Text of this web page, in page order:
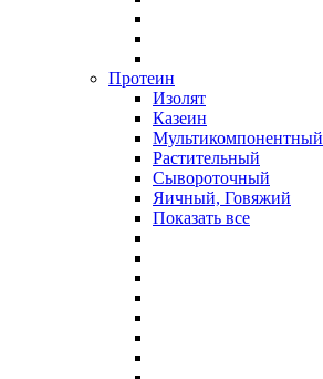
Протеин
Изолят
Казеин
Мультикомпонентный
Растительный
Сывороточный
Яичный, Говяжий
Показать все